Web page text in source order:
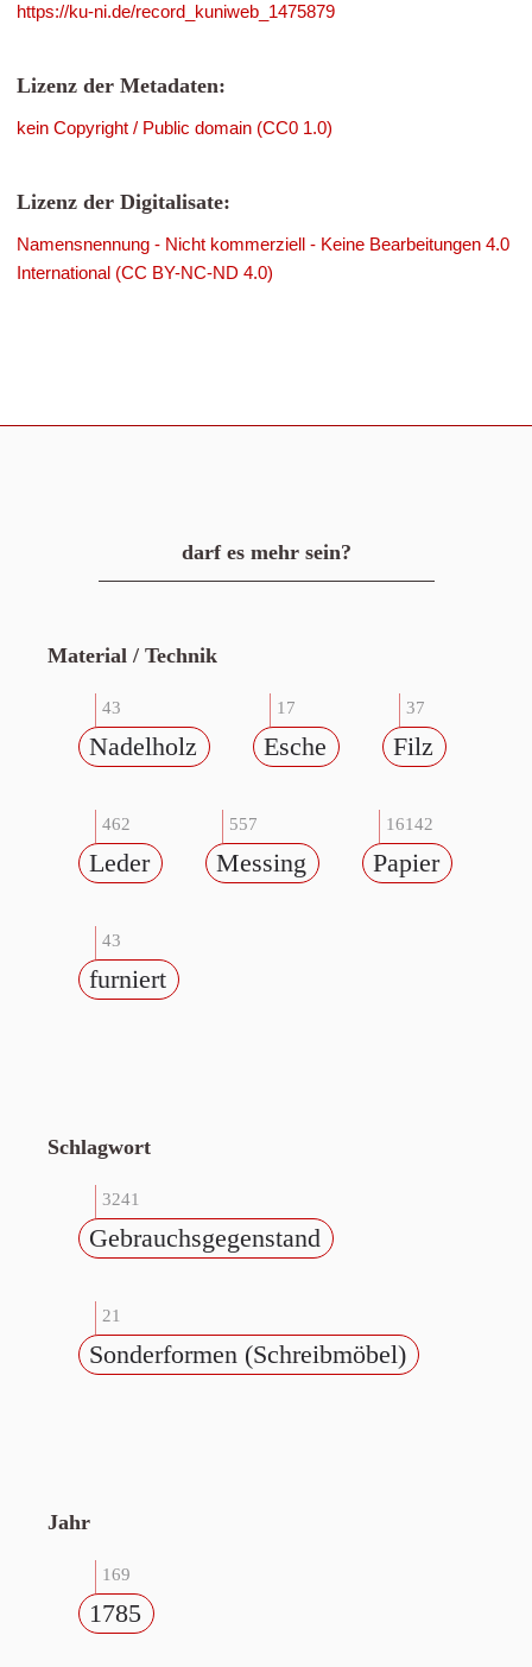
https://ku-ni.de/record_kuniweb_1475879
Lizenz der Metadaten:
kein Copyright / Public domain (CC0 1.0)
Lizenz der Digitalisate:
Namensnennung - Nicht kommerziell - Keine Bearbeitungen 4.0
International (CC BY-NC-ND 4.0)
darf es mehr sein?
Material / Technik
43
Nadelholz
17
Esche
37
Filz
462
Leder
557
Messing
16142
Papier
43
furniert
Schlagwort
3241
Gebrauchsgegenstand
21
Sonderformen (Schreibmöbel)
Jahr
169
1785